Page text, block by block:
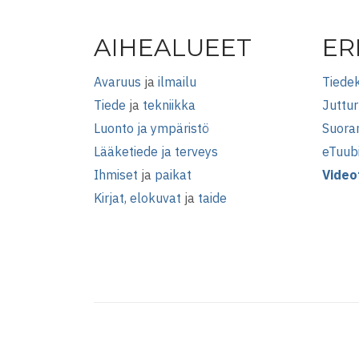
AIHEALUEET
Avaruus ja ilmailu
Tiede ja tekniikka
Luonto ja ympäristö
Lääketiede ja terveys
Ihmiset ja paikat
Kirjat, elokuvat ja taide
eTuubi